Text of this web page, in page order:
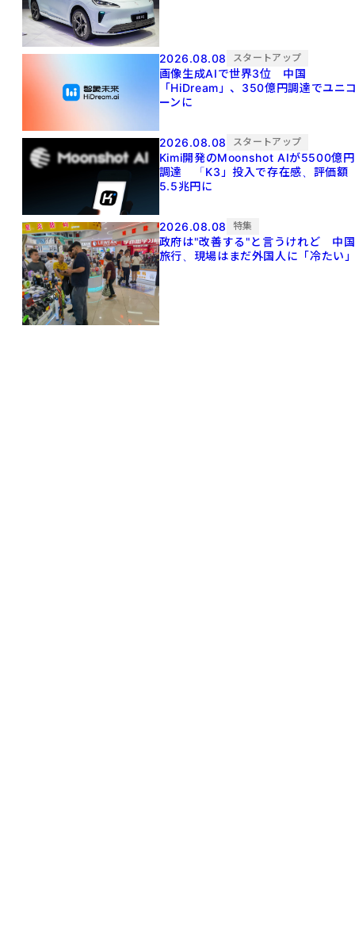
2026.08.08 スタートアップ
画像生成AIで世界3位 中国
「HiDream」、350億円調達でユニ
ーンに
2026.08.08 スタートアップ
Kimi開発のMoonshot AIが5500億円
調達 「K3」投入で存在感、評価額
5.5兆円に
2026.08.08 特集
政府は"改善する"と言うけれど 中国
旅行、現場はまだ外国人に「冷たい